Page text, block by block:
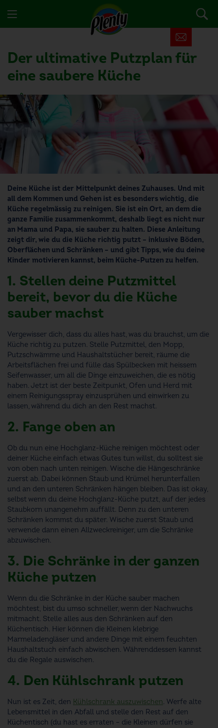
Der ultimative Putzplan für
eine saubere Küche
21 Nutzer fanden diesen Artikel hilfreich
Deine Küche ist der Mittelpunkt deines Zuhauses. Und mit
all dem Kommen und Gehen ist es besonders wichtig, die
Küche regelmässig zu reinigen. Sie ist ein Ort, an dem die
ganze Familie zusammenkommt, deshalb liegt es nicht nur
an Mama und Papa, sie sauber zu halten. Diese Anleitung
zeigt dir, wie du die Küche richtig putzt – inklusive Böden,
Oberflächen und Schränken – und gibt Tipps, wie du deine
Kinder motivieren kannst, beim Küche-Putzen zu helfen.
1. Stellen deine Putzmittel
bereit, bevor du die Küche
sauber machst
Vergewisser dich, dass du alles hast, was du brauchst, um die
Küche richtig zu putzen. Stelle Putzmittel, den Mopp,
Putzschwämme und Haushaltstücher bereit, räume die
Arbeitsflächen frei und fülle das Spülbecken mit heissem
Seifenwasser, um all die Dinge einzuweichen, die es nötig
haben. Jetzt ist der beste Zeitpunkt, Ofen und Herd mit
einem Reinigungsspray einzusprühen und einwirken zu
lassen, während du dich an den Rest machst.
2. Fange oben an
Ob du nun eine Hochglanz-Küche reinigen möchtest oder
deiner Küche einfach etwas Gutes tun willst, du solltest sie
von oben nach unten reinigen. Wische die Hängeschränke
zuerst ab. Dabei können Staub und Krümel herunterfallen
und an den unteren Schränken hängen bleiben. Das ist okay,
selbst wenn du deine Hochglanz-Küche putzt, auf der jedes
Staubkorn unangenehm auffällt. Denn zu den unteren
Schränken kommst du später. Wische zuerst Staub und
verwende dann einen Allzweckreiniger, um die Schränke
abzuwischen.
3. Die Schränke in der ganzen
Küche putzen
Wenn du die Schränke in der Küche sauber machen
möchtest, bist du umso schneller, wenn der Nachwuchs
mitmacht. Stelle alles aus den Schränken auf den
Küchentisch. Hier können die Kleinen klebrige
Marmeladengläser und andere Dinge mit einem feuchten
Haushaltstuch einfach abwischen. Währenddessen kannst
du die Regale auswischen.
4. Den Kühlschrank putzen
Nun ist es Zeit, den Kühlschrank auszuwischen. Werfe alte
Lebensmittel in den Abfall und stelle den Rest auf den
Küchentisch (du hast es erraten – die Kleinen dürfen sie